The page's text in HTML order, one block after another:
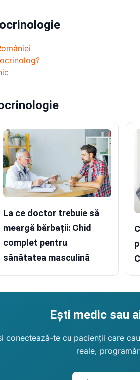
La ce doctor trebuie să
meargă bărbații: Ghid
complet pentru
sănătatea masculină
Ești medic sau
conectează-te cu pacienții care
reale,